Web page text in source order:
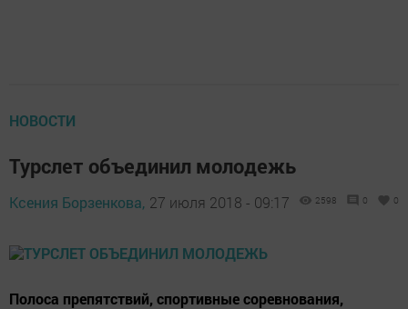
НОВОСТИ
Турслет объединил молодежь
Ксения Борзенкова, 27 июля 2018 - 09:17 2598 0 0
Полоса препятствий, спортивные соревнования,